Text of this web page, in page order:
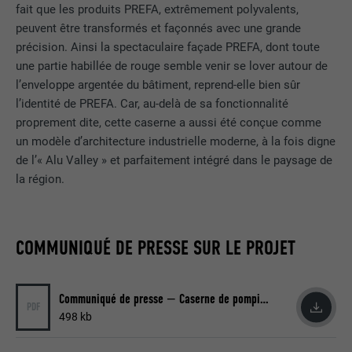
fait que les produits PREFA, extrêmement polyvalents,
peuvent être transformés et façonnés avec une grande
précision. Ainsi la spectaculaire façade PREFA, dont toute
une partie habillée de rouge semble venir se lover autour de
l’enveloppe argentée du bâtiment, reprend-elle bien sûr
l’identité de PREFA. Car, au-delà de sa fonctionnalité
proprement dite, cette caserne a aussi été conçue comme
un modèle d’architecture industrielle moderne, à la fois digne
de l’« Alu Valley » et parfaitement intégré dans le paysage de
la région.
COMMUNIQUÉ DE PRESSE SUR LE PROJET
PDF Communiqué de presse — Caserne de pompiers d’entreprise à Marktl (pdf)
498 kb
FOURNISSEUR Sgalinski
EXPIRATION 12 mois
UTILITÉ
Ce cookie est essentiel au
fonctionnement de l'extension qui gère
être enregistré pour que l'outil sache
quels groupes de cookies ont été
acceptés par l'utilisateur.
sur la manière dont l'utilisateur utilise le
site Internet.
NOM
FOURNISSEUR Google Analytics
EXPIRATION 1 jour
NOM _gid
FOURNISSEUR
EXPIRATION
plateformes vidéo et de réseaux sociaux ne nécessite plus de
consentement manuel.
NOM NID
FOURNISSEUR Google
EXPIRATION 6 mois
vous préférez, combien de résultats de
SafeSearch doit être activé ou non.
Afficher les informations relatives aux cookies